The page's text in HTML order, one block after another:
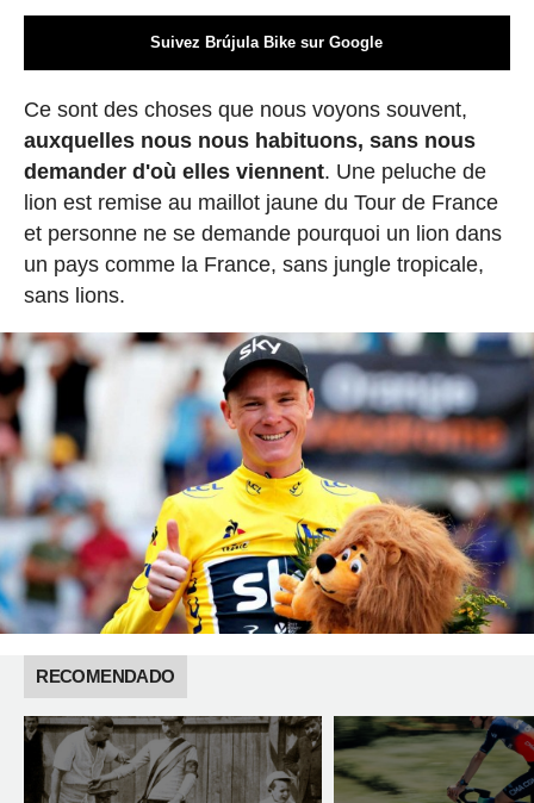
Suivez Brújula Bike sur Google
Ce sont des choses que nous voyons souvent,
auxquelles nous nous habituons, sans nous
demander d'où elles viennent. Une peluche de
lion est remise au maillot jaune du Tour de France
et personne ne se demande pourquoi un lion dans
un pays comme la France, sans jungle tropicale,
sans lions.
RECOMENDADO